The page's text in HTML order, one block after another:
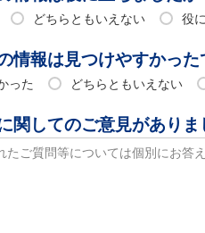
どちらともいえない 役
情報は見つけやすかった
った どちらともいえない
関してのご意見がありま